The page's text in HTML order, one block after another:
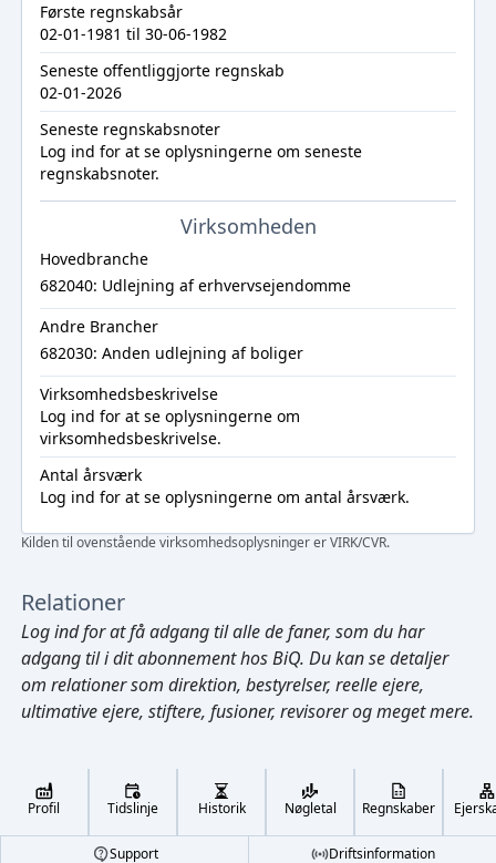
Cmd/Ctrl + K
Første regnskabsår
02-01-1981 til 30-06-1982
Seneste offentliggjorte regnskab
02-01-2026
Seneste regnskabsnoter
Log ind for at se oplysningerne om seneste
regnskabsnoter.
Virksomheden
Hovedbranche
682040: Udlejning af erhvervsejendomme
Andre Brancher
682030: Anden udlejning af boliger
Virksomhedsbeskrivelse
Log ind for at se oplysningerne om
virksomhedsbeskrivelse.
Antal årsværk
Log ind for at se oplysningerne om antal årsværk.
Kilden til ovenstående virksomhedsoplysninger er VIRK/CVR.
Relationer
Log indfor at få adgang til alle de faner, som du har
adgang til i dit abonnement hos BiQ. Du kan se detaljer
om relationer som direktion, bestyrelser, reelle ejere,
ultimative ejere, stiftere, fusioner, revisorer og meget mere.
Profil Tidslinje Historik Nøgletal Regnskaber
Support Driftsinformation